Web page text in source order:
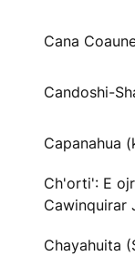
Cana
Candoshi-
Capanahua
Ch'orti': E
Cawinquirar
Chayahuita